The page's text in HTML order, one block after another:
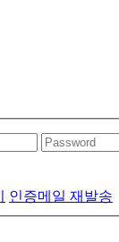
인증메일 재발송